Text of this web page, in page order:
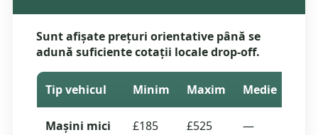
Sunt afișate prețuri orientative până se
adună suficiente cotații locale drop-off.
Tip vehicul Minim Maxim Medie
Mașini mici £185 £525 —